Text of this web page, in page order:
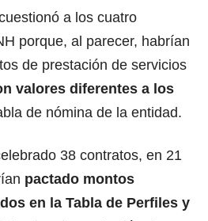
a los cuatro
porque, al parecer, habrían
de prestación de servicios
valores diferentes a los
de nómina de la entidad.
38 contratos, en 21
pactado montos
en la Tabla de Perfiles y